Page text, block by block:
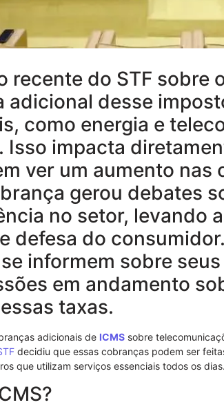
recente do STF sobre
adicional desse
como energia e
Isso impacta
ver um aumento nas
gerou debates
no setor, levando
defesa do
informem sobre
em andamento
taxas.
adicionais de ICMS sobre
decidiu que essas cobranças podem ser
que utilizam serviços essenciais todos os dias.